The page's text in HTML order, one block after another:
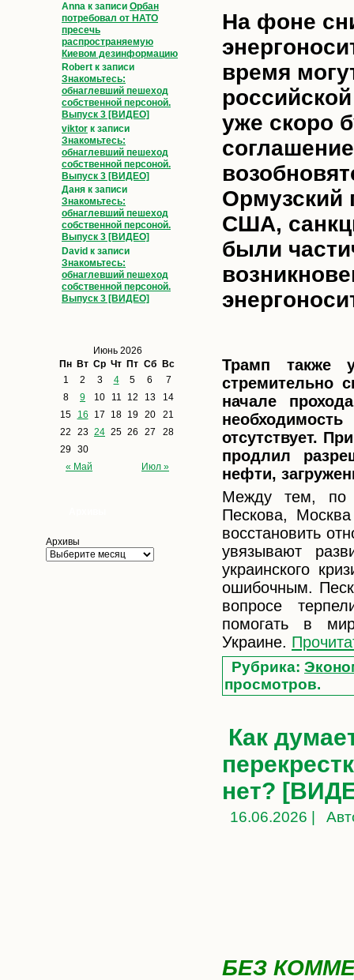
Anna к записи Орбан
потребовал от НАТО
пресечь
распространяемую
Киевом дезинформацию
Robert к записи
Знакомьтесь:
обнаглевший пешеход
собственной персоной.
Выпуск 3 [ВИДЕО]
viktor к записи
Знакомьтесь:
обнаглевший пешеход
собственной персоной.
Выпуск 3 [ВИДЕО]
Даня к записи
Знакомьтесь:
обнаглевший пешеход
собственной персоной.
Выпуск 3 [ВИДЕО]
David к записи
Знакомьтесь:
обнаглевший пешеход
собственной персоной.
Выпуск 3 [ВИДЕО]
Июнь 2026
Пн Вт Ср Чт Пт Сб Вс
« Май Июл »
1 2 3 4 5 6
7
8
9 10 11 12 13
14
15
16 17 18 19 20
21
22
23 24 25 26 27
28
29 30
Архивы
На фоне
время
уже скоро
Ормузский
США,
были
Трамп также
стремительно
начале
отсутствует.
продлил
нефти,
Между тем, по
Пескова,
восстановить
увязывают
украинского
ошибочным.
вопросе
помогать в
Украине.
Рубрика:
просмотров.
Как
нет?
16.06.2026 |
БЕЗ